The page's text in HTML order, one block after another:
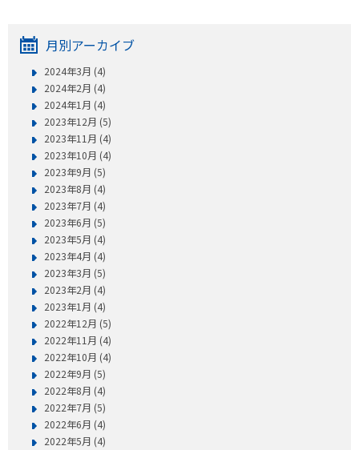
月別アーカイブ
2024年3月 (4)
2024年2月 (4)
2024年1月 (4)
2023年12月 (5)
2023年11月 (4)
2023年10月 (4)
2023年9月 (5)
2023年8月 (4)
2023年7月 (4)
2023年6月 (5)
2023年5月 (4)
2023年4月 (4)
2023年3月 (5)
2023年2月 (4)
2023年1月 (4)
2022年12月 (5)
2022年11月 (4)
2022年10月 (4)
2022年9月 (5)
2022年8月 (4)
2022年7月 (5)
2022年6月 (4)
2022年5月 (4)